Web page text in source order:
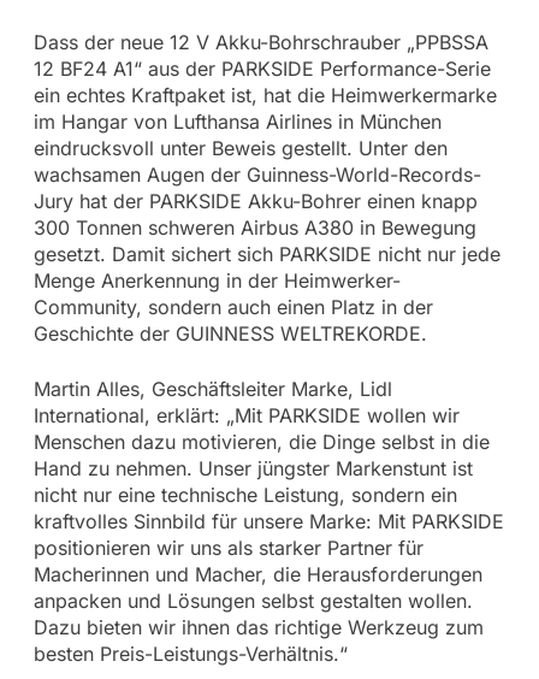
Dass der neue 12 V Akku-Bohrschrauber „PPBSSA
12 BF24 A1“ aus der PARKSIDE Performance-Serie
ein echtes Kraftpaket ist, hat die Heimwerkermarke
im Hangar von Lufthansa Airlines in München
eindrucksvoll unter Beweis gestellt. Unter den
wachsamen Augen der Guinness-World-Records-
Jury hat der PARKSIDE Akku-Bohrer einen knapp
300 Tonnen schweren Airbus A380 in Bewegung
gesetzt. Damit sichert sich PARKSIDE nicht nur jede
Menge Anerkennung in der Heimwerker-
Community, sondern auch einen Platz in der
Geschichte der GUINNESS WELTREKORDE.
Martin Alles, Geschäftsleiter Marke, Lidl
International, erklärt: „Mit PARKSIDE wollen wir
Menschen dazu motivieren, die Dinge selbst in die
Hand zu nehmen. Unser jüngster Markenstunt ist
nicht nur eine technische Leistung, sondern ein
kraftvolles Sinnbild für unsere Marke: Mit PARKSIDE
positionieren wir uns als starker Partner für
Macherinnen und Macher, die Herausforderungen
anpacken und Lösungen selbst gestalten wollen.
Dazu bieten wir ihnen das richtige Werkzeug zum
besten Preis-Leistungs-Verhältnis.“